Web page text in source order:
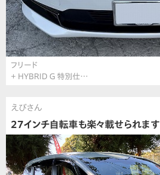
フリード
＋ HYBRID G 特別仕…
えびさん
27インチ自転車も楽々載せられます